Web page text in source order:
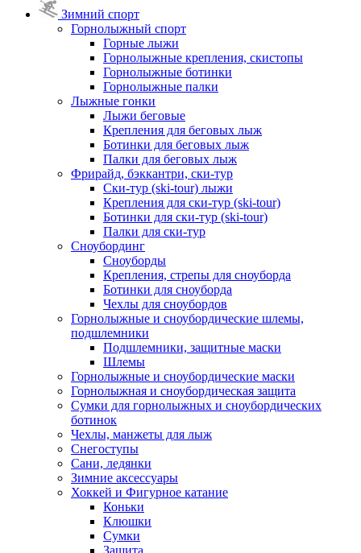
Зимний спорт
Горнолыжный спорт
Горные лыжи
Горнолыжные крепления, скистопы
Горнолыжные ботинки
Горнолыжные палки
Лыжные гонки
Лыжи беговые
Крепления для беговых лыж
Ботинки для беговых лыж
Палки для беговых лыж
Фрирайд, бэккантри, ски-тур
Ски-тур (ski-tour) лыжи
Крепления для ски-тур (ski-tour)
Ботинки для ски-тур (ski-tour)
Палки для ски-тур
Сноубординг
Сноуборды
Крепления, стрепы для сноуборда
Ботинки для сноуборда
Чехлы для сноубордов
Горнолыжные и сноубордические шлемы,
подшлемники
Подшлемники, защитные маски
Шлемы
Горнолыжные и сноубордические маски
Горнолыжная и сноубордическая защита
Сумки для горнолыжных и сноубордических
ботинок
Чехлы, манжеты для лыж
Снегоступы
Сани, ледянки
Зимние аксессуары
Хоккей и Фигурное катание
Коньки
Клюшки
Сумки